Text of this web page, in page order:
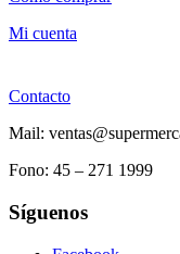
Mi cuenta
Contacto
Mail:
Fono: 45 – 271 1999
Síguenos